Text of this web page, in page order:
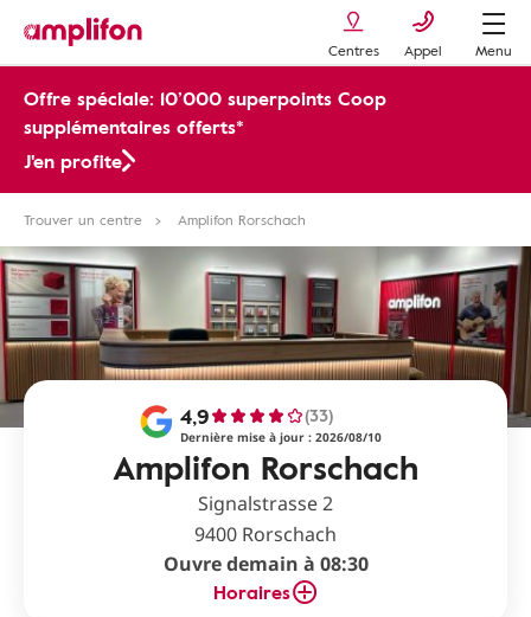
Centres Appel Menu
Offre spéciale: 10’000 superpoints Coop
supplémentaires offerts*
J'en profite
Trouver un centre Amplifon Rorschach
Amplifon Rorschach
4,9 (33)
Dernière mise à jour : 2026/08/10
Signalstrasse 2
9400 Rorschach
Ouvre demain à 08:30
Horaires